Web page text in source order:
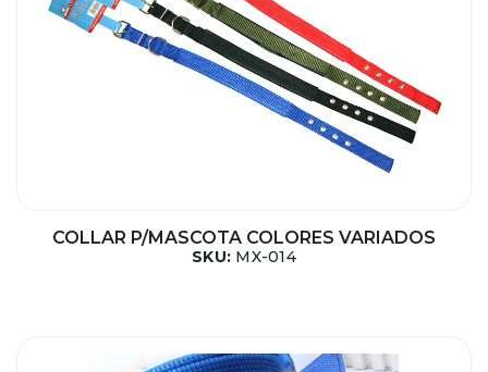
COLLAR P/MASCOTA COLORES VARIADOS
SKU: MX-014